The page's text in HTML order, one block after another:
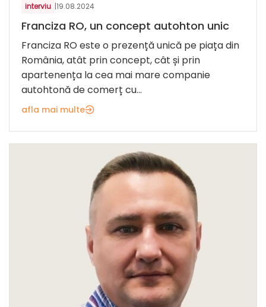
interviu |19.08.2024
Franciza RO, un concept autohton unic
Franciza RO este o prezență unică pe piața din
România, atât prin concept, cât și prin
apartenența la cea mai mare companie
autohtonă de comerț cu...
afla mai multe